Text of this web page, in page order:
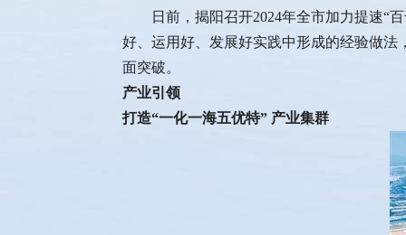
日前，揭阳召开2024年全市加力提速“百
好、运用好、发展好实践中形成的经验做法
面突破。
产业引领
打造“一化一海五优特” 产业集群